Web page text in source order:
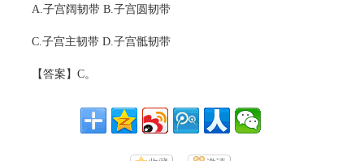
A.子宫阔韧带 B.子宫圆韧带
C.子宫主韧带 D.子宫骶韧带
【答案】C。